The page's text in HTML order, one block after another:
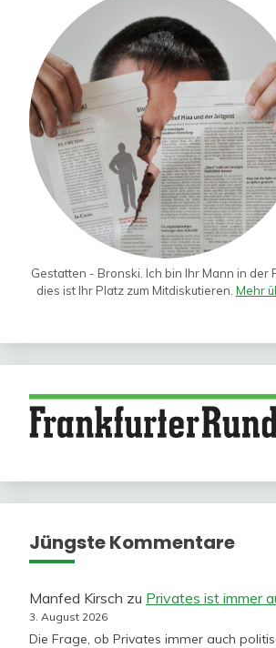
Gestatten - Bronski. Ich bin Ihr Mann in der
dies ist Ihr Platz zum Mitdiskutieren. Mehr
Jüngste Kommentare
Manfed Kirsch zu Privates ist immer
3. August 2026
Die Frage, ob Privates immer auch